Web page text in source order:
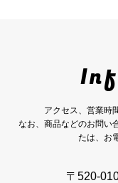
アクセス、営業時
なお、商品などのお問い
たは、お
〒520-